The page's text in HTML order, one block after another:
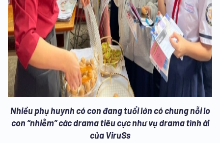
Nhiều phụ huynh có con đang tuổi lớn có chung nỗi lo
con “nhiễm” các drama tiêu cực như vụ drama tình ái
của ViruSs